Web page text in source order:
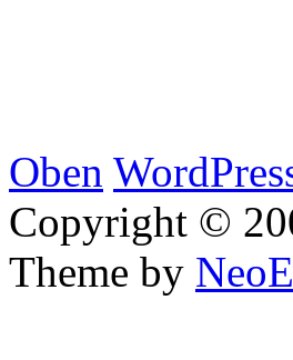
Oben
Copyright ©
Theme by